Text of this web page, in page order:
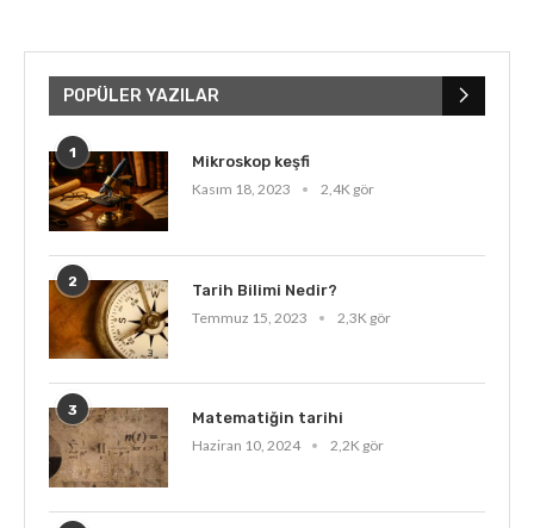
POPÜLER YAZILAR
1
Mikroskop keşfi
Kasım 18, 2023
2,4K gör
2
Tarih Bilimi Nedir?
Temmuz 15, 2023
2,3K gör
3
Matematiğin tarihi
Haziran 10, 2024
2,2K gör